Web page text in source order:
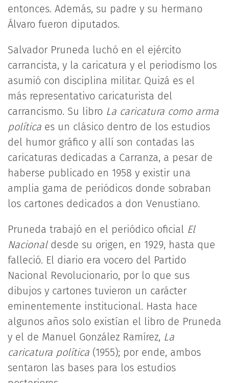
entonces. Además, su padre y su hermano
Álvaro fueron diputados.
Salvador Pruneda luchó en el ejército
carrancista, y la caricatura y el periodismo los
asumió con disciplina militar. Quizá es el
más representativo caricaturista del
carrancismo. Su libro La caricatura como arma
política es un clásico dentro de los estudios
del humor gráfico y allí son contadas las
caricaturas dedicadas a Carranza, a pesar de
haberse publicado en 1958 y existir una
amplia gama de periódicos donde sobraban
los cartones dedicados a don Venustiano.
Pruneda trabajó en el periódico oficial El
Nacionaldesde su origen, en 1929, hasta que
falleció. El diario era vocero del Partido
Nacional Revolucionario, por lo que sus
dibujos y cartones tuvieron un carácter
eminentemente institucional. Hasta hace
algunos años solo existían el libro de Pruneda
y el de Manuel González Ramírez, La
caricatura política (1955); por ende, ambos
sentaron las bases para los estudios